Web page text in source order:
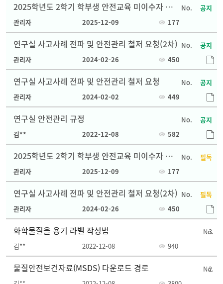
공지
2025학년도 2학기 학부생 안전교육 미이수자 대
상자 안전교육 안내
관리자 2025-12-09 177
공지
연구실 사고사례 전파 및 안전관리 철저 요청(2차)
관리자 2024-02-26 450
공지
연구실 사고사례 전파 및 안전관리 철저 요청
관리자 2024-02-02 449
공지
연구실 안전관리 규정
김** 2022-12-08 582
필독
2025학년도 2학기 학부생 안전교육 미이수자 대
상자 안전교육 안내
관리자 2025-12-09 177
필독
연구실 사고사례 전파 및 안전관리 철저 요청(2차)
관리자 2024-02-26 450
3
화학물질을 용기 라벨 작성법
김** 2022-12-08 940
2
물질안전보건자료(MSDS) 다운로드 경로